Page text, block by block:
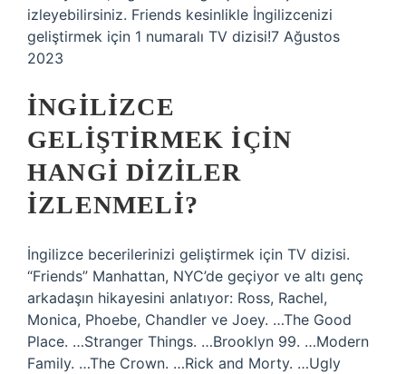
izleyebilirsiniz. Friends kesinlikle İngilizcenizi
geliştirmek için 1 numaralı TV dizisi!7 Ağustos
2023
İNGILIZCE
GELIŞTIRMEK IÇIN
HANGI DIZILER
IZLENMELI?
İngilizce becerilerinizi geliştirmek için TV dizisi.
“Friends” Manhattan, NYC’de geçiyor ve altı genç
arkadaşın hikayesini anlatıyor: Ross, Rachel,
Monica, Phoebe, Chandler ve Joey. …The Good
Place. …Stranger Things. …Brooklyn 99. …Modern
Family. …The Crown. …Rick and Morty. …Ugly